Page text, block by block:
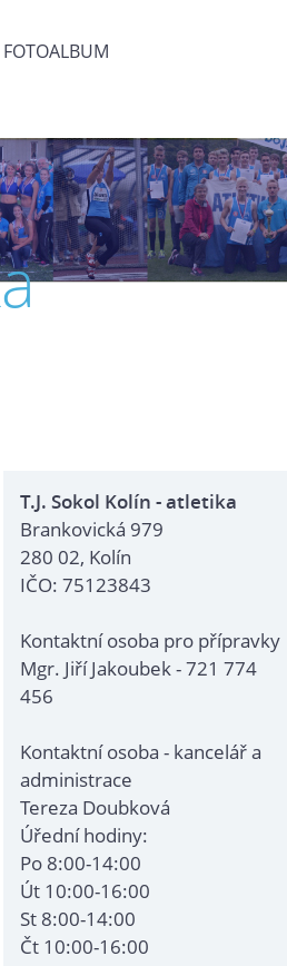
FOTOALBUM
T.J. Sokol Kolín - atletika
Brankovická 979
280 02, Kolín
IČO: 75123843
Kontaktní osoba pro přípravky
Mgr. Jiří Jakoubek - 721 774
456
Kontaktní osoba - kancelář a
administrace
Tereza Doubková
Úřední hodiny:
Po 8:00-14:00
Út 10:00-16:00
St 8:00-14:00
Čt 10:00-16:00